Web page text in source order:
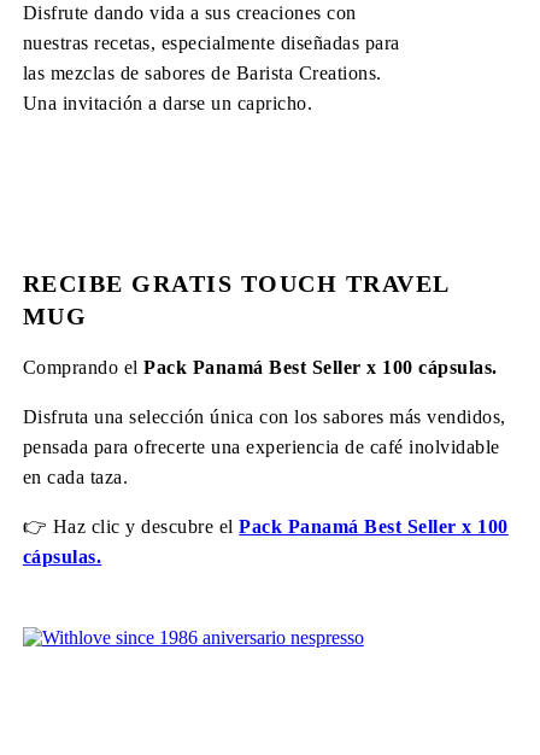
Disfrute dando vida a sus creaciones con
nuestras recetas, especialmente diseñadas para
las mezclas de sabores de Barista Creations.
Una invitación a darse un capricho.
RECIBE GRATIS TOUCH TRAVEL
MUG
Comprando elPack Panamá Best Seller x 100 cápsulas.
Disfruta una selección única con los sabores más vendidos,
pensada para ofrecerte una experiencia de café inolvidable
en cada taza.
👉 Haz clic y descubre elPack Panamá Best Seller x 100
cápsulas.